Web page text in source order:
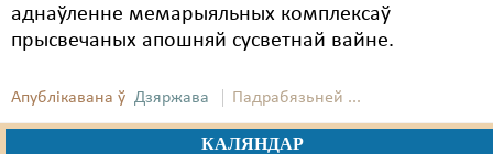
аднаўленне мемарыяльных комплексаў
прысвечаных апошняй сусветнай вайне.
Апублікавана ў Дзяржава Падрабязьней ...
КАЛЯНДАР